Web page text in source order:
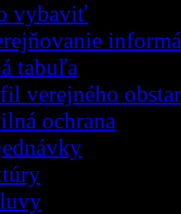
vybaviť
tabuľa
verejného
ochrana